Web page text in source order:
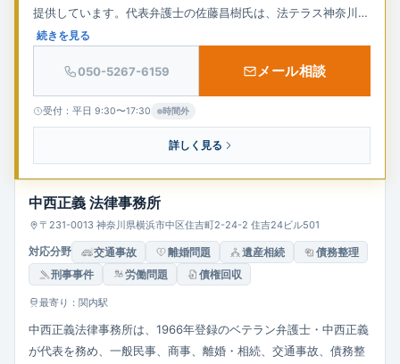
提供しています。代表弁護士の佐藤昌樹氏は、法テラス神奈川地
方事務所の副所長を務め、法テラスの扶助制度を活用した費用負
相続、離婚、債務整理、交通事故、労働問題、不動産など多岐に
わたり、特に相続問題では不動産鑑定士や税理士との連携によ
り、ワンストップでの対応が可能です。相談者の話を丁寧に聞
き、親身な対応を心掛けており、初回相談は30分5,500円（税
込）で提供されています。事前予約により、営業時間外や土日祝
日の相談にも柔軟に対応しています。
続きを見る
050-5267-6159 メール相談
受付：平日 9:30〜17:30 時間外
詳しく見る
中西正義 法律事務所
〒231-0013 神奈川県横浜市中区住吉町2-24-2 住吉24ビル501
対応分野 交通事故 離婚問題 遺産相続
債務整理
刑事事件
労働問題 債権回収
最寄り：関内駅
中西正義法律事務所は、1966年登録のベテラン弁護士・中西正義
が代表を務め、一般民事、商事、離婚・相続、交通事故、債務整